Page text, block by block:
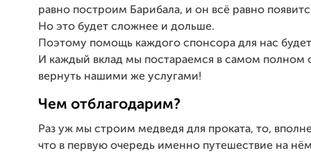
равно построим Барибала, и он всё равно
Но это будет сложнее и дольше.
Поэтому помощь каждого спонсора для нас
И каждый вклад мы постараемся в самом полном
вернуть нашими же услугами!
Чем отблагодарим?
Раз уж мы строим медведя для проката, то,
что в первую очередь именно путешествие на